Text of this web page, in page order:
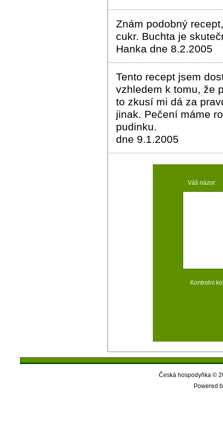
Znám podobný
cukr. Buchta je
Hanka dne 8.2.2005
Tento recept jsem
vzhledem k tomu, že
to zkusí mi dá za
jinak. Pečení máme
pudinku.
dne 9.1.2005
Váš názor:
Kontrolní
Česká hospodyňka ©
Powered